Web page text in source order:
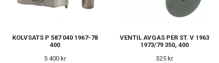
KOLVSATS P 587 040 1967-78
400
5 400 kr
VENTIL AVGAS PER ST. V 1963
1973/79 350, 400
325 kr